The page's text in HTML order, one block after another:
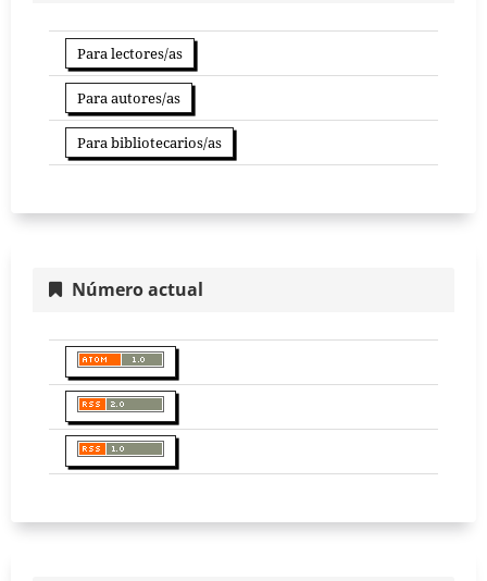
Para lectores/as
Para autores/as
Para bibliotecarios/as
Número actual